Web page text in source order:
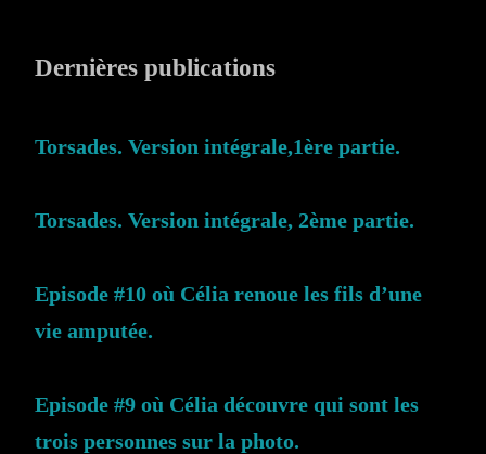
Dernières publications
Torsades. Version intégrale,1ère partie.
Torsades. Version intégrale, 2ème partie.
Episode #10 où Célia renoue les fils d’une
vie amputée.
Episode #9 où Célia découvre qui sont les
trois personnes sur la photo.